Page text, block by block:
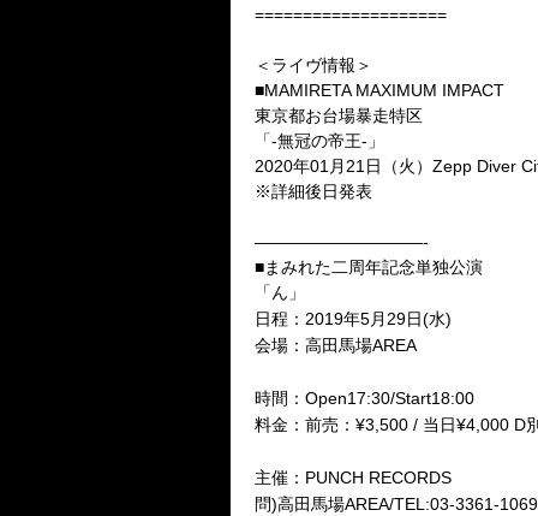
====================
＜ライヴ情報＞
■MAMIRETA MAXIMUM IMPACT
東京都お台場暴走特区
「-無冠の帝王-」
2020年01月21日（火）Zepp Diver
※詳細後日発表
——————————-
■まみれた二周年記念単独公演
「ん」
日程：2019年5月29日(水)
会場：高田馬場AREA
時間：Open17:30/Start18:00
料金：前売：¥3,500 / 当日¥4,000 D
主催：PUNCH RECORDS
問)高田馬場AREA/TEL:03-3361-1069